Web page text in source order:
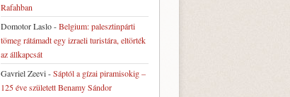
Rafahban
Domotor Laslo-Belgium: palesztinpárti
tömeg rátámadt egy izraeli turistára, eltörték
az állkapcsát
Gavriel Zeevi-Sáptól a gízai piramisokig –
125 éve született Benamy Sándor